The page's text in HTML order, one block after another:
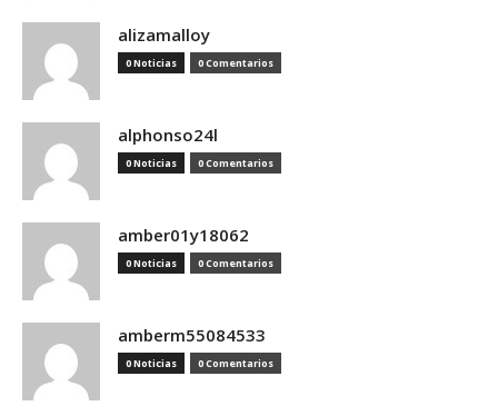
alizamalloy
0 Noticias 0 Comentarios
alphonso24l
0 Noticias 0 Comentarios
amber01y18062
0 Noticias 0 Comentarios
amberm55084533
0 Noticias 0 Comentarios